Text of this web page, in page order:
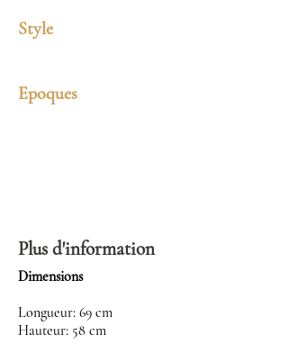
Style
Epoques
Plus d'information
Dimensions
Longueur: 69 cm
Hauteur: 58 cm